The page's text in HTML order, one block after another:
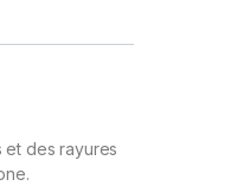
et des rayures